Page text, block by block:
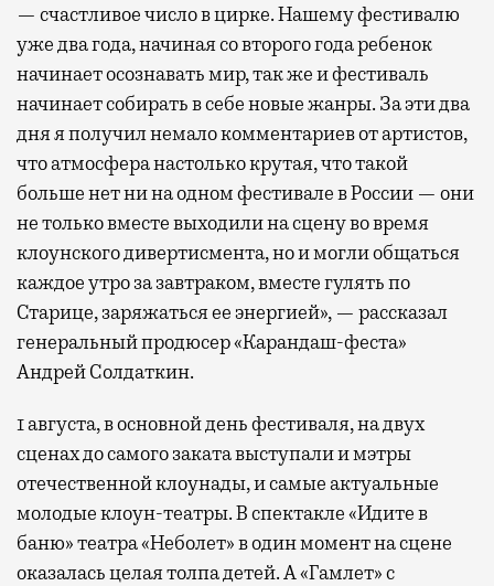
— счастливое число в цирке. Нашему фестивалю
уже два года, начиная со второго года ребенок
начинает осознавать мир, так же и фестиваль
начинает собирать в себе новые жанры. За эти два
дня я получил немало комментариев от артистов,
что атмосфера настолько крутая, что такой
больше нет ни на одном фестивале в России — они
не только вместе выходили на сцену во время
клоунского дивертисмента, но и могли общаться
каждое утро за завтраком, вместе гулять по
Старице, заряжаться ее энергией», — рассказал
генеральный продюсер «Карандаш-феста»
Андрей Солдаткин.
1 августа, в основной день фестиваля, на двух
сценах до самого заката выступали и мэтры
отечественной клоунады, и самые актуальные
молодые клоун-театры. В спектакле «Идите в
баню» театра «Неболет» в один момент на сцене
оказалась целая толпа детей. А «Гамлет» с